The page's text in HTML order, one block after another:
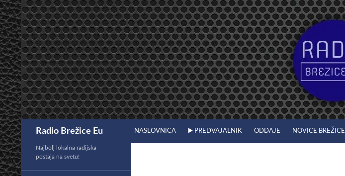
Preskoči
na
vsebino
Radio Brežice Eu NASLOVNICA ▶️ PREDVAJALNIK ODDAJE NOVICE BREŽICE
Najbolj lokalna radijska
postaja na svetu!